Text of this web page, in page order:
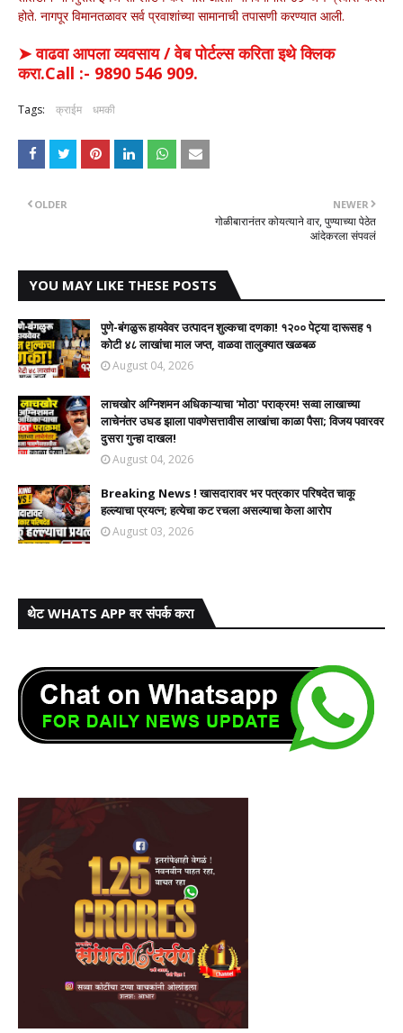
होते. नागपूर विमानतळावर सर्व प्रवाशांच्या सामानाची तपासणी करण्यात आली.
➤ वाढवा आपला व्यवसाय / वेब पोर्टल्स करिता इथे क्लिक
करा.Call :- 9890 546 909.
Tags: क्राईम धमकी
NEWER
गोळीबारानंतर कोयत्याने वार, पुण्याच्या पेठेत
आंदेकरला संपवलं
OLDER
YOU MAY LIKE THESE POSTS
पुणे-बंगळुरू हायवेवर उत्पादन शुल्कचा दणका! १२०० पेट्या दारूसह १
कोटी ४८ लाखांचा माल जप्त, वाळवा तालुक्यात खळबळ
August 04, 2026
लाचखोर अग्निशमन अधिकाऱ्याचा 'मोठा' पराक्रम! सव्वा लाखाच्या
लाचेनंतर उघड झाला पावणेसत्तावीस लाखांचा काळा पैसा; विजय पवारवर
दुसरा गुन्हा दाखल!​
August 04, 2026
Breaking News ! खासदारावर भर पत्रकार परिषदेत चाकू
हल्ल्याचा प्रयत्न; हत्येचा कट रचला असल्याचा केला आरोप
August 03, 2026
थेट WHATS APP वर संपर्क करा